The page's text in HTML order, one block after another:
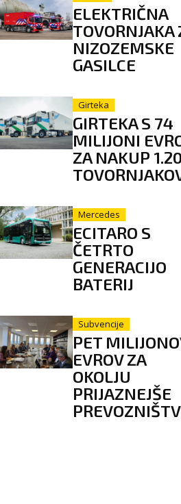
ELEKTRIČNA
TOVORNJAKA
NIZOZEMSKE
GASILCE
Girteka
GIRTEKA S 74
MILIJONI
ZA NAKUP
Mercedes
ECITARO S
ČETRTO
GENERACIJO
BATERIJ
Subvencije
PET
EVROV ZA
OKOLJU
PRIJAZNEJŠE